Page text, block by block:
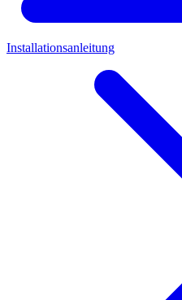
Installationsanleitung